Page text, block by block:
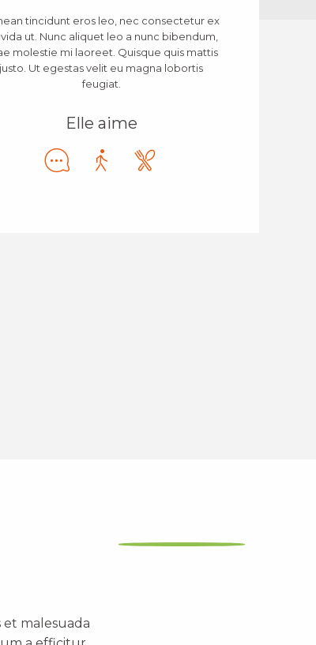
tincidunt eros leo, nec consectetur ex
ut. Nunc aliquet leo a nunc bibendum,
molestie mi laoreet. Quisque quis mattis
justo. Ut egestas velit eu magna lobortis
feugiat.
Elle aime
malesuada